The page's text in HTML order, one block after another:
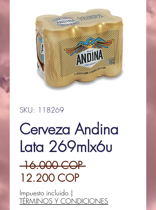
SKU: 118269
Cerveza Andina
Lata 269mlx6u
16.000 COP Precio
12.200 COPPrecio
oferta
Impuesto incluido |
TÉRMINOS Y CONDICIONES